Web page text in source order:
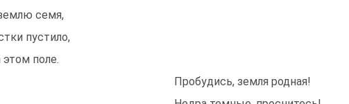
семя,
пустило,
поле.
Пробудись, земля родная!